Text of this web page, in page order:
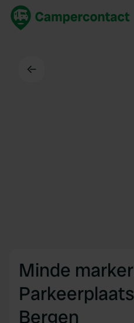
Minde
Bergen